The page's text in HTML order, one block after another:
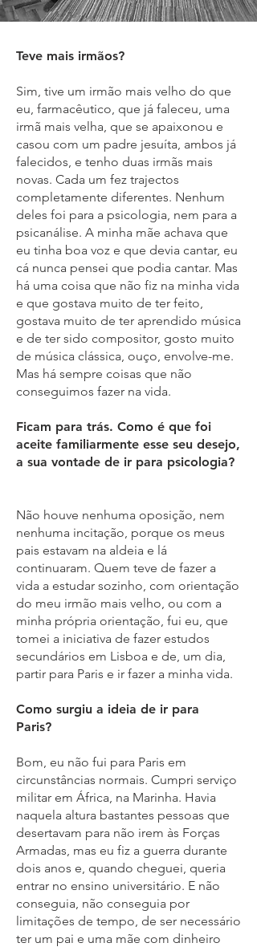
Teve mais irmãos?
Sim, tive um irmão mais velho do que
eu, farmacêutico, que já faleceu, uma
irmã mais velha, que se apaixonou e
casou com um padre jesuíta, ambos já
falecidos, e tenho duas irmãs mais
novas. Cada um fez trajectos
completamente diferentes. Nenhum
deles foi para a psicologia, nem para a
psicanálise. A minha mãe achava que
eu tinha boa voz e que devia cantar, eu
cá nunca pensei que podia cantar. Mas
há uma coisa que não fiz na minha vida
e que gostava muito de ter feito,
gostava muito de ter aprendido música
e de ter sido compositor, gosto muito
de música clássica, ouço, envolve-me.
Mas há sempre coisas que não
conseguimos fazer na vida.
Ficam para trás. Como é que foi
aceite familiarmente esse seu desejo,
a sua vontade de ir para psicologia?
Não houve nenhuma oposição, nem
nenhuma incitação, porque os meus
pais estavam na aldeia e lá
continuaram. Quem teve de fazer a
vida a estudar sozinho, com orientação
do meu irmão mais velho, ou com a
minha própria orientação, fui eu, que
tomei a iniciativa de fazer estudos
secundários em Lisboa e de, um dia,
partir para Paris e ir fazer a minha vida.
Como surgiu a ideia de ir para
Paris?
Bom, eu não fui para Paris em
circunstâncias normais. Cumpri serviço
militar em África, na Marinha. Havia
naquela altura bastantes pessoas que
desertavam para não irem às Forças
Armadas, mas eu fiz a guerra durante
dois anos e, quando cheguei, queria
entrar no ensino universitário. E não
conseguia, não conseguia por
limitações de tempo, de ser necessário
ter um pai e uma mãe com dinheiro